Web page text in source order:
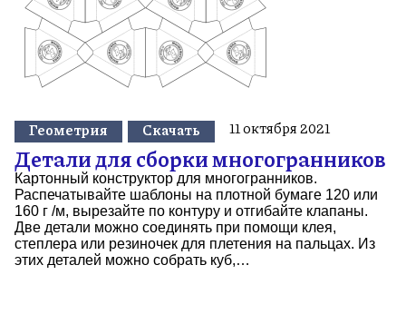
Геометрия Скачать 11 октября 2021
Детали для сборки многогранников
Картонный конструктор для многогранников.
Распечатывайте шаблоны на плотной бумаге 120 или
160 г /м, вырезайте по контуру и отгибайте клапаны.
Две детали можно соединять при помощи клея,
степлера или резиночек для плетения на пальцах. Из
этих деталей можно собрать куб,…